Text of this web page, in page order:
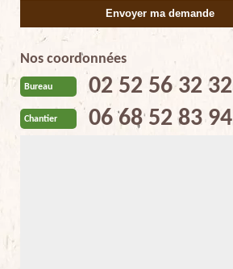
Nos coordonnées
Bureau 02 52 56 32 32
Chantier 06 68 52 83 94